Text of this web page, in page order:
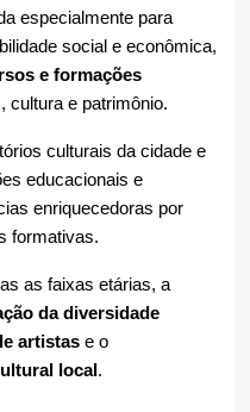
especialmente para
social e econômica,
e formações
cultura e patrimônio.
culturais da cidade e
educacionais e
enriquecedoras por
formativas.
as faixas etárias, a
da diversidade
artistas
local.